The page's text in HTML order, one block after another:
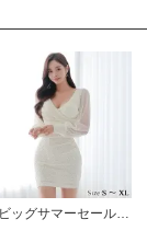
【ビッグサマーセール対象品】アシンメトリーカラーVネックミニワンピース(キャバドレス・CABARETDRESS)